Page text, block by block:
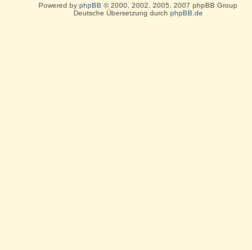
Powered by phpBB © 2000, 2002, 2005, 2007 phpBB Group
Deutsche Übersetzung durch phpBB.de